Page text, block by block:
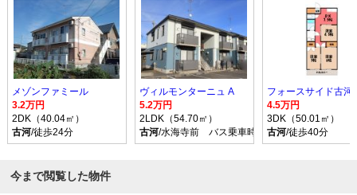
メゾンファミール
3.2万円
2DK（40.04㎡）
古河/徒歩24分
ヴィルモンターニュ A
5.2万円
2LDK（54.70㎡）
古河/水海寺前 バス乗車時間23分 停歩8分
フォースサイド古河
4.5万円
3DK（50.01㎡）
古河/徒歩40分
今まで閲覧した物件